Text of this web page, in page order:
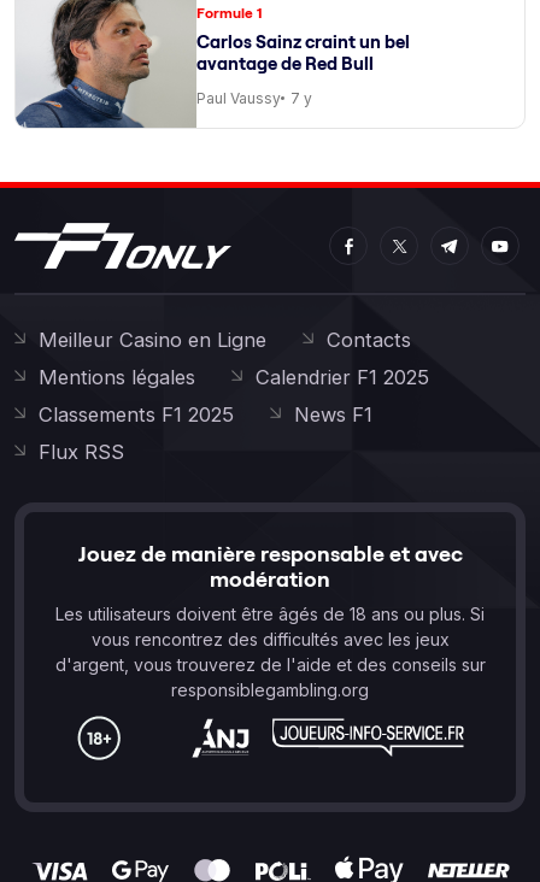
Formule 1
Carlos Sainz craint un bel
avantage de Red Bull
Paul Vaussy 7 y
Meilleur Casino en Ligne
Contacts
Mentions légales
Calendrier F1 2025
Classements F1 2025
News F1
Flux RSS
Jouez de manière responsable et avec
modération
Les utilisateurs doivent être âgés de 18 ans ou plus. Si
vous rencontrez des difficultés avec les jeux
d'argent, vous trouverez de l'aide et des conseils sur
responsiblegambling.org